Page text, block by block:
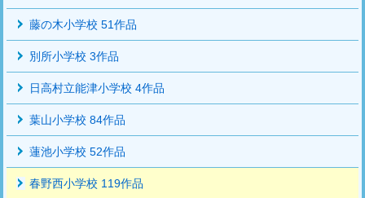
藤の木小学校 51作品
別所小学校 3作品
日高村立能津小学校 4作品
葉山小学校 84作品
蓮池小学校 52作品
春野西小学校 119作品